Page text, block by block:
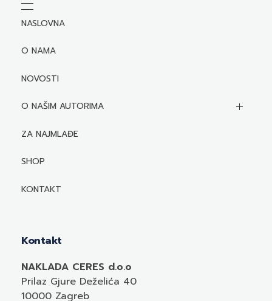
NASLOVNA
O NAMA
NOVOSTI
O NAŠIM AUTORIMA
Biografije autora
Mediji o autorima i njihovim naslovima
ZA NAJMLAĐE
SHOP
KONTAKT
Kontakt
NAKLADA CERES d.o.o
Prilaz Gjure Deželića 40
10000 Zagreb